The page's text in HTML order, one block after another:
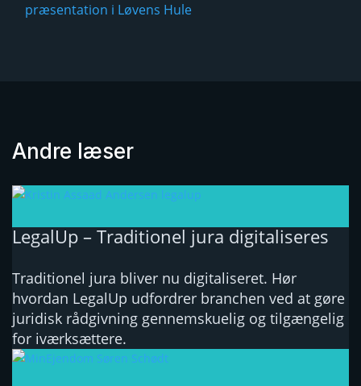
præsentation i Løvens Hule
Andre læser
LegalUp – Traditionel jura digitaliseres
Traditionel jura bliver nu digitaliseret. Hør
hvordan LegalUp udfordrer branchen ved at gøre
juridisk rådgivning gennemskuelig og tilgængelig
for iværksættere.